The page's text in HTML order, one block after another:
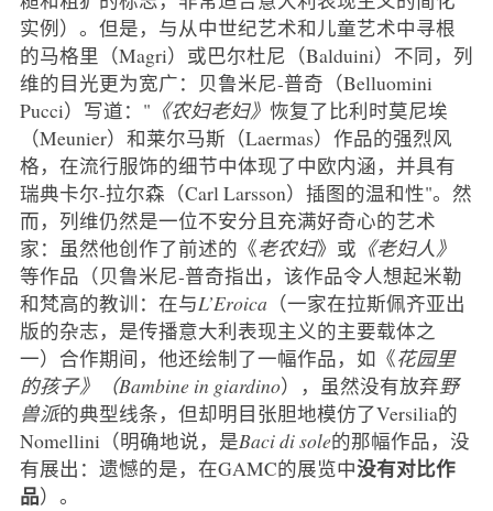
实例）。但是，与从中世纪艺术和儿童艺术中寻根
的马格里（Magri）或巴尔杜尼（Balduini）不同，列
维的目光更为宽广：贝鲁米尼-普奇（Belluomini
Pucci）写道：" 《农妇老妇》 恢复了比利时莫尼埃
（Meunier）和莱尔马斯（Laermas）作品的强烈风
格，在流行服饰的细节中体现了中欧内涵，并具有
瑞典卡尔-拉尔森（Carl Larsson）插图的温和性"。然
而，列维仍然是一位不安分且充满好奇心的艺术
家：虽然他创作了前述的《老农妇》或 《老妇人》
等作品（贝鲁米尼-普奇指出，该作品令人想起米勒
和梵高的教训：在与L’Eroica （一家在拉斯佩齐亚出
版的杂志，是传播意大利表现主义的主要载体之
一）合作期间，他还绘制了一幅作品，如《花园里
的孩子》（Bambine in giardino），虽然没有放弃野
兽派的典型线条，但却明目张胆地模仿了Versilia的
Nomellini（明确地说，是Baci di sole的那幅作品，没
有展出：遗憾的是，在GAMC的展览中没有对比作
品）。